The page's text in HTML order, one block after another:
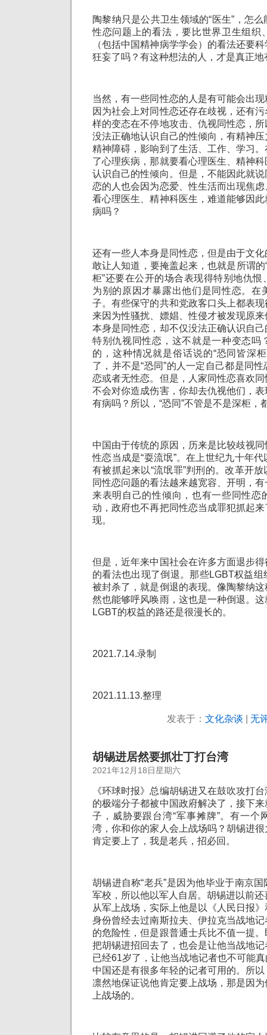
陶黎纳只是公共卫生领域的“医生”，怎
性恋问题上的看法，要比世界卫生组织
（包括中国精神病学学会）的看法还要
狂妄了吗？有这种想法的人，才是真正地
当然，有一些同性恋的人是有可能会出
因为社会上对同性恋还存在歧视，还有
样的变态在不停地攻击、仇视同性恋，
没法正确地认识自己的性倾向，有精神
精神障碍，影响到了生活、工作、学习
了心理疾病，那就要看心理医生、精神
认识自己的性倾向。但是，不能因此就
恋的人也会因为恋爱、性生活而出现焦
看心理医生、精神科医生，难道能够因
病吗？
还有一些人本身是同性恋，但是由于文
敢让人知道，要掩盖起来，也就是所谓的
柜”还要在公开的场合表现得特别地仇
为别的原因才暴露出他们是同性恋。在
子。有些保守的共和党政客口头上都表
来因为性骚扰、嫖娼、性侵才被发现原
本身是同性恋，却不仅没法正确认识自
特别仇视同性恋，这不就是一种变态吗
的，这种情况就是俗话说的“恐同皆深
了，并不是“恐同”的人一定自己都是同
恋或者无性恋。但是，人家同性恋喜欢
不会对你造成伤害，你却去仇视他们，
有病吗？所以，“恐同”不管是不是深柜，
中国由于传统的原因，历来是比较歧视
性恋当成是“耍流氓”。在上世纪九十年
有被抓起来以“流氓罪”判刑的。改革开
同性恋问题的看法越来越宽容、开明，
来表明自己的性倾向，也有一些同性恋
动，政府也不再把同性恋当成罪犯抓起
现。
但是，近年来中国社会在许多方面退步
的看法也出现了倒退。那些LGBT权益
被封杀了，就是倒退的表现。像陶黎纳
然也能够呼风唤雨，这也是一种倒退。
LGBT的权益的路还是很漫长的。
2021.7.14.录制
2021.11.13.整理
发表于： 文化杂谈 无
胡锡进居然要抓壮丁打台湾
2021年12月18日星期六
《环球时报》总编胡锡进又在鼓吹攻打
的极端分子都被中国政府解决了，接下
子，威胁要跟台湾“军事摊牌”。有一个
湾，你和你的家人会上战场吗？胡锡进
肯定要上了，我是老兵，招必回。
胡锡进自称“老兵”是因为他毕业于南京
军校，所以他以军人自居。胡锡进以前
从军上战场，实际上他是以《人民日报
身份曾经去过南斯拉夫、伊拉克当战地
的危险性，但是跟普通士兵比不值一提
把胡锡进招回去了，也会是让他当战地
已经61岁了，让他当战地记者也不可能
中国还是有很多年轻的记者可用的。所
凛然地保证说他肯定要上战场，那是因
上战场的。